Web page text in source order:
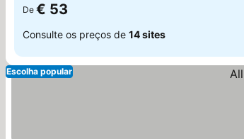
De € 53
Consulte os preços de 14 sites
Escolha popular